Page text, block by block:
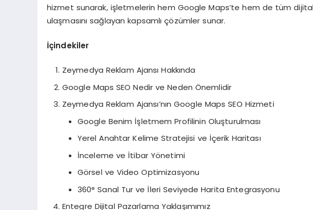
hizmet sunarak, işletmelerin hem Google Maps’te hem de tüm
ulaşmasını sağlayan kapsamlı çözümler sunar.
İçindekiler
Zeymedya Reklam Ajansı Hakkında
Google Maps SEO Nedir ve Neden Önemlidir
Zeymedya Reklam Ajansı’nın Google Maps SEO Hizmeti
Google Benim İşletmem Profilinin Oluşturulması
Yerel Anahtar Kelime Stratejisi ve İçerik Haritası
İnceleme ve İtibar Yönetimi
Görsel ve Video Optimizasyonu
360° Sanal Tur ve İleri Seviyede Harita Entegrasyonu
Entegre Dijital Pazarlama Yaklaşımımız